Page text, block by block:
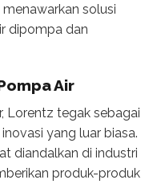
solusi
dipompa dan
Air
Lorentz tegak sebagai
yang luar biasa.
diandalkan di industri
produk-produk